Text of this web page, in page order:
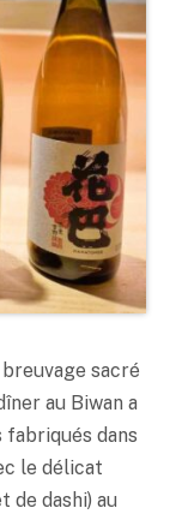
breuvage sacré
au Biwan a
fabriqués dans
le délicat
de dashi) au